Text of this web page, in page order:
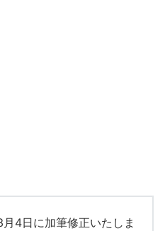
4日に加筆修正いたしま